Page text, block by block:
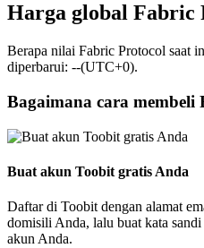
Harga global Fabric
Berapa nilai Fabric Protocol saat
diperbarui: --(UTC+0).
Bagaimana cara membeli
Buat akun Toobit gratis Anda
Daftar di Toobit dengan alamat
domisili Anda, lalu buat kata
akun Anda.